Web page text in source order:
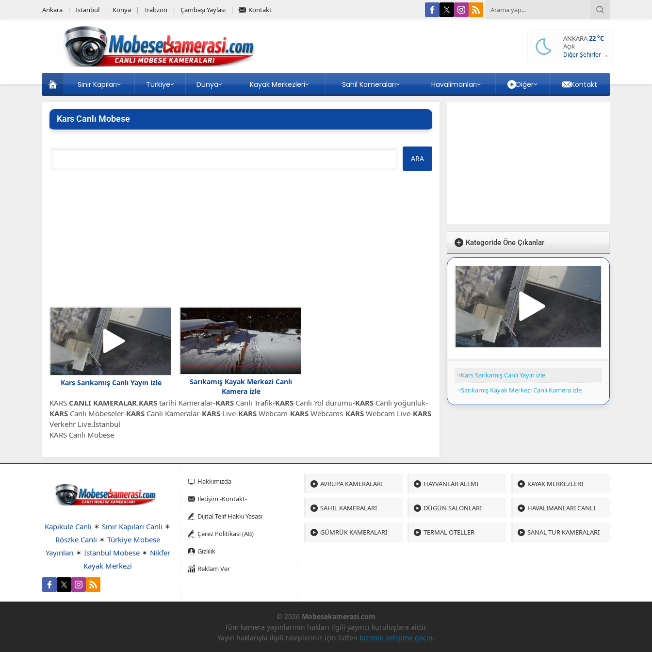
Ankara Istanbul Konya Trabzon Çambaşı Yaylası Kontakt
ANKARA22 °C
Açık
Diğer Şehirler →
Sınır Kapıları Türkiye Dünya Kayak Merkezleri Sahil Kameraları Havalimanları Diğer Kontakt
Kars Canlı Mobese
Kars Sarıkamış Canlı Yayın izle
Sarıkamış Kayak Merkezi Canlı
Kamera izle
KARS CANLI KAMERALAR.KARS tarihi Kameralar-KARS Canlı Trafik-KARS Canlı Yol durumu-KARS Canlı yoğunluk-
KARS Canlı Mobeseler-KARS Canlı Kameralar-KARS Live-KARS Webcam-KARS Webcams-KARS Webcam Live-KARS
Verkehr Live.İstanbul
KARS Canlı Mobese
Kategoride Öne Çıkanlar
Kars Sarıkamış Canlı Yayın izle
Sarıkamış Kayak Merkezi Canlı Kamera izle
Kapıkule Canlı ✶ Sınır Kapıları Canlı ✶
Röszke Canlı ✶ Türkiye Mobese
Yayınları ✶ İstanbul Mobese✶ Nikfer
Kayak Merkezi
Hakkımızda
Iletişim -Kontakt-
Dijital Telif Hakki Yasası
Çerez Politikası (AB)
Gizlilik
Reklam Ver
AVRUPA KAMERALARI HAYVANLAR ALEMI KAYAK MERKEZLERI
SAHIL KAMERALARI DÜGÜN SALONLARI HAVALIMANLARI CANLI
GÜMRÜK KAMERALARI TERMAL OTELLER SANAL TUR KAMERALARI
© 2026 Mobesekamerasi.com
Tüm kamera yayınlarının hakları ilgili yayıncı kuruluşlara aittir.
Yayın haklarıyla ilgili talepleriniz için lütfen bizimle iletişime geçin.